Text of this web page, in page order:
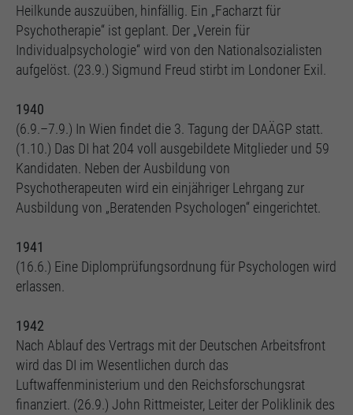
Heilkunde auszuüben, hinfällig. Ein „Facharzt für
Psychotherapie“ ist geplant. Der „Verein für
Individualpsychologie“ wird von den Nationalsozialisten
aufgelöst. (23.9.) Sigmund Freud stirbt im Londoner Exil.
1940
(6.9.–7.9.) In Wien findet die 3. Tagung der DAÄGP statt.
(1.10.) Das DI hat 204 voll ausgebildete Mitglieder und 59
Kandidaten. Neben der Ausbildung von
Psychotherapeuten wird ein einjähriger Lehrgang zur
Ausbildung von „Beratenden Psychologen“ eingerichtet.
1941
(16.6.) Eine Diplomprüfungsordnung für Psychologen wird
erlassen.
1942
Nach Ablauf des Vertrags mit der Deutschen Arbeitsfront
wird das DI im Wesentlichen durch das
Luftwaffenministerium und den Reichsforschungsrat
finanziert. (26.9.) John Rittmeister, Leiter der Poliklinik des